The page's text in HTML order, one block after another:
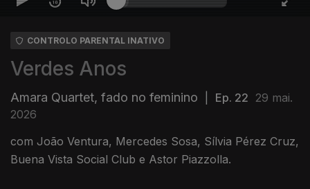
CONTROLO PARENTAL INATIVO
Verdes Anos
Amara Quartet, fado no feminino Ep. 22 29 mai.
2026
com João Ventura, Mercedes Sosa, Sílvia Pérez Cruz,
Buena Vista Social Club e Astor Piazzolla.